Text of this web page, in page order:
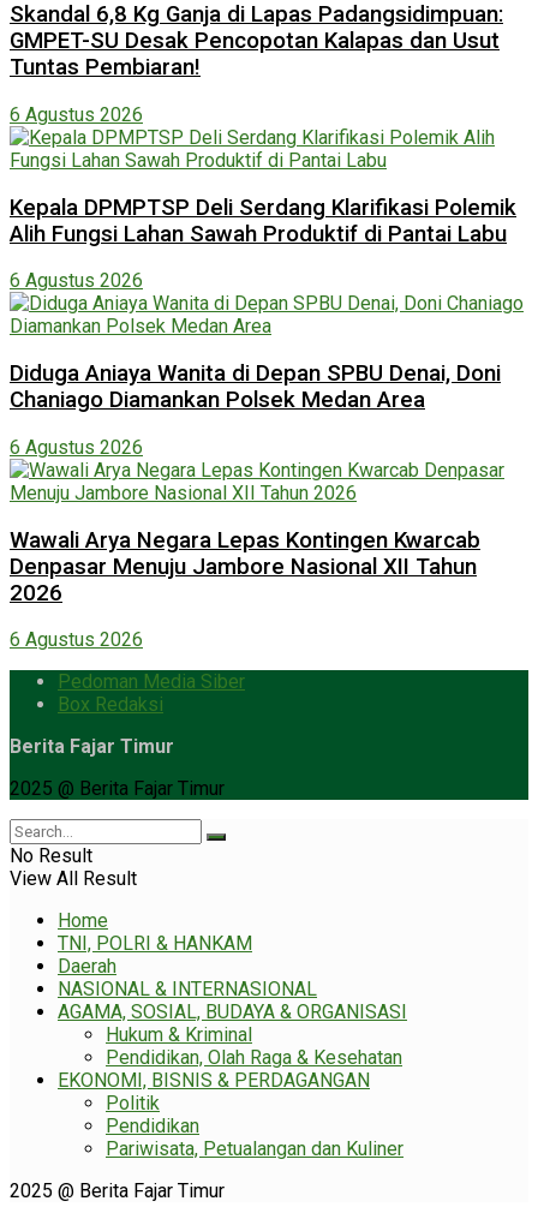
Skandal 6,8 Kg Ganja di Lapas Padangsidimpuan:
GMPET-SU Desak Pencopotan Kalapas dan Usut
Tuntas Pembiaran!
6 Agustus 2026
Kepala DPMPTSP Deli Serdang Klarifikasi Polemik
Alih Fungsi Lahan Sawah Produktif di Pantai Labu
6 Agustus 2026
Diduga Aniaya Wanita di Depan SPBU Denai, Doni
Chaniago Diamankan Polsek Medan Area
6 Agustus 2026
Wawali Arya Negara Lepas Kontingen Kwarcab
Denpasar Menuju Jambore Nasional XII Tahun
2026
6 Agustus 2026
Pedoman Media Siber
Box Redaksi
Berita Fajar Timur
2025 @ Berita Fajar Timur
No Result
View All Result
Home
TNI, POLRI & HANKAM
Daerah
NASIONAL & INTERNASIONAL
AGAMA, SOSIAL, BUDAYA & ORGANISASI
Hukum & Kriminal
Pendidikan, Olah Raga & Kesehatan
EKONOMI, BISNIS & PERDAGANGAN
Politik
Pendidikan
Pariwisata, Petualangan dan Kuliner
2025 @ Berita Fajar Timur